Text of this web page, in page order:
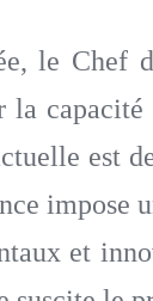
le Chef
la
est
impose
et